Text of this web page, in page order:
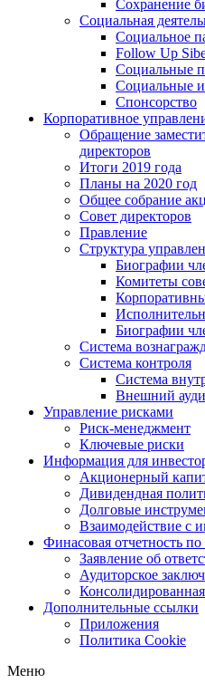
Сохранение
Социальная
Социальное
Follow Up
Социальные
Социальные
Спонсорство
Корпоративное
Обращение
директоров
Итоги 2019 года
Планы на 2020 год
Общее собрание
Совет директоров
Правление
Структура
Биографии
Комитеты
Биографии
Система
Система контроля
Система
Внешний
Управление рисками
Риск-менеджмент
Ключевые риски
Информация для
Акционерный
Дивидендная
Долговые
Взаимодействие с
Финасовая отчетность
Заявление об
Аудиторское
Дополнительные ссылки
Приложения
Политика Cookie
Меню